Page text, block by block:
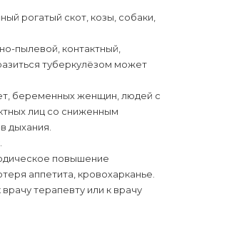
рогатый скот, козы, собаки,
пылевой, контактный,
туберкулёзом может
беременных женщин, людей с
лиц со сниженным
дыхания.
повышение
аппетита, кровохарканье.
терапевту или к врачу